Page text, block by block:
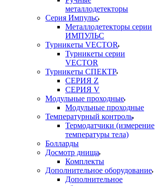
металлодетекторы
Серия Импульс
Металлодетекторы серии
ИМПУЛЬС
Турникеты VECTOR
Турникеты серии
VECTOR
Турникеты СПЕКТР
СЕРИЯ Z
СЕРИЯ V
Модульные проходные
Модульные проходные
Температурный контроль
Термодатчики (измерение
температуры тела)
Болларды
Досмотр днища
Комплекты
Дополнительное оборудование
Дополнительное